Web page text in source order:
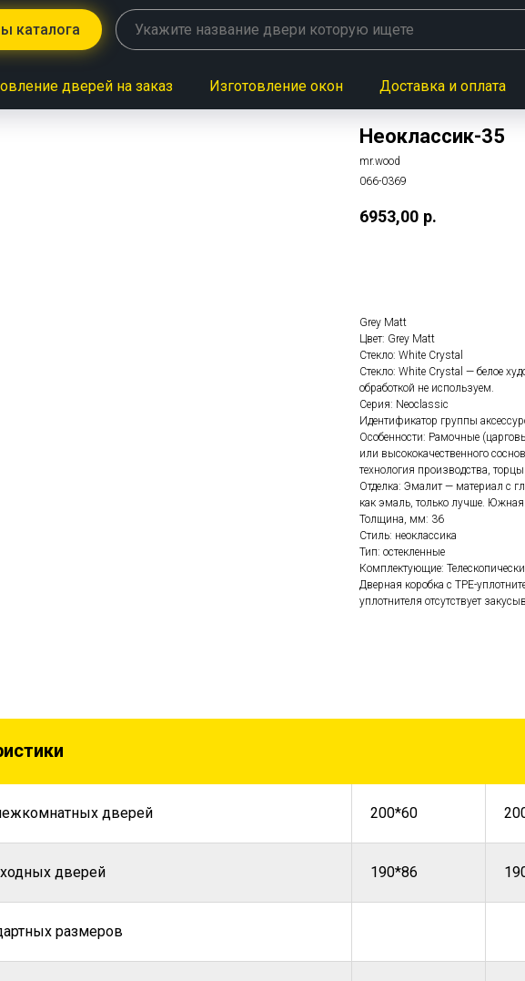
каталога
дверей на заказ Изготовление окон Доставка и оплата
Неоклассик-35
mr.wood
066-0369
6953,00 р.
Grey Matt
Цвет: Grey Matt
Стекло: White Сrystal
Стекло: White Сrystal — белое
обработкой не используем.
Серия: Neoclassic
Идентификатор группы
Особенности: Рамочные
или высококачественного
технология производства, торцы
Отделка: Эмалит — материал с
как эмаль, только лучше.
Толщина, мм: 36
Стиль: неоклассика
Тип: остекленные
Комплектующие:
Дверная коробка с TPE-
уплотнителя отсутствует
дверей 200*60
дверей 190*86
размеров